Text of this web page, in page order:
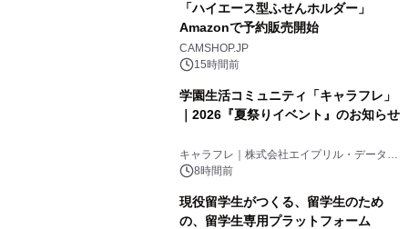
「ハイエース型ふせんホルダー」
Amazonで予約販売開始
CAMSHOP.JP
15時間前
学園生活コミュニティ「キャラフレ」
｜2026『夏祭りイベント』のお知らせ
キャラフレ｜株式会社エイプリル・データ・
デザインズ
8時間前
現役留学生がつくる、留学生のため
の、留学生専用プラットフォーム